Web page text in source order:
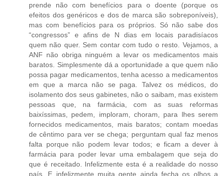
prende não com benefícios para o doente (porque os
efeitos dos genéricos e dos de marca são sobreponíveis),
mas com benefícios para os próprios. Só não sabe dos
“congressos” e afins de N dias em locais paradisíacos
quem não quer. Sem contar com tudo o resto. Vejamos, a
ANF não obriga ninguém a levar os medicamentos mais
baratos. Simplesmente dá a oportunidade a que quem não
possa pagar medicamentos, tenha acesso a medicamentos
em que a marca não se paga. Talvez os médicos, do
isolamento dos seus gabinetes, não o saibam, mas existem
pessoas que, na farmácia, com as suas reformas
baixíssimas, pedem, imploram, choram, para lhes serem
fornecidos medicamentos, mais baratos; contam moedas
de cêntimo para ver se chega; perguntam qual faz menos
falta porque não podem levar todos; e ficam a dever à
farmácia para poder levar uma embalagem que seja do
que é receitado. Infelizmente esta é a realidade do nosso
país. E infelizmente muita gente ainda fecha os olhos a